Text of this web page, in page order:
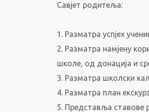
Савјет родитеља:
1. Разматра успјех
2. Разматра намјену
школе, од донација и
3. Разматра школски
4. Разматра план
5. Представља